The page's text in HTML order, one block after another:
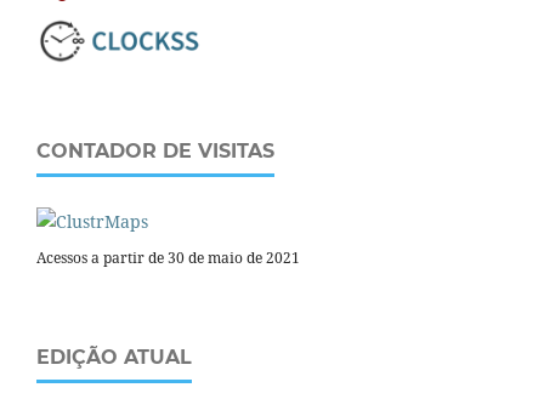
CONTADOR DE VISITAS
Acessos a partir de 30 de maio de 2021
EDIÇÃO ATUAL